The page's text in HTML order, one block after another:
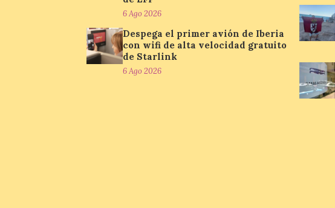
6 Ago 2026
Despega el primer avión de Iberia
con wifi de alta velocidad gratuito
de Starlink
6 Ago 2026